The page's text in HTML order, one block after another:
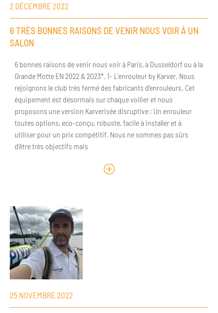
2 DÉCEMBRE 2022
6 TRÈS BONNES RAISONS DE VENIR NOUS VOIR À UN
SALON
6 bonnes raisons de venir nous voir à Paris, à Dusseldorf ou à la
Grande Motte EN 2022 & 2023*. 1- L’enrouleur by Karver. Nous
rejoignons le club très fermé des fabricants d’enrouleurs. Cet
équipement est désormais sur chaque voilier et nous
proposons une version Karverisée disruptive : Un enrouleur
toutes options, eco-conçu, robuste, facile à installer et à
utiliser pour un prix compétitif. Nous ne sommes pas sûrs
d’être très objectifs mais
25 NOVEMBRE 2022